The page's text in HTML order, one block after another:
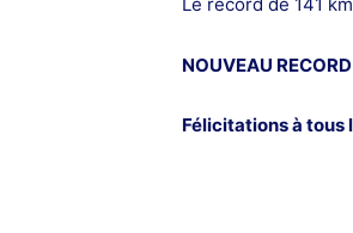
NOUVEAU
Félicitations à tous